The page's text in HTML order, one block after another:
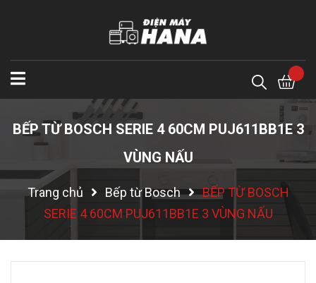
BẾP TỪ BOSCH SERIE 4 60CM PUJ611BB1E 3
VÙNG NẤU
Trang chủ Bếp từ Bosch
BẾP TỪ BOSCH
SERIE 4 60CM PUJ611BB1E 3 VÙNG NẤU